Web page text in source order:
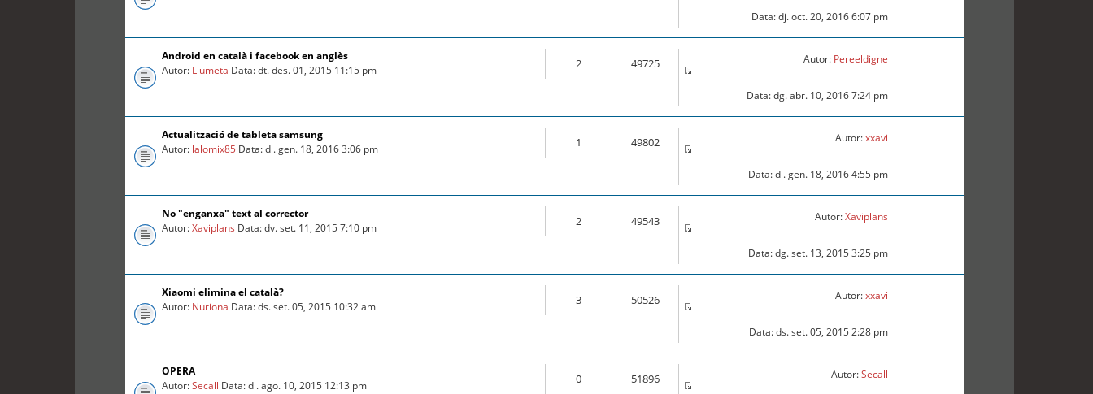
Data: dj. oct. 20, 2016 6:07 pm
Android en català i facebook en anglès
Autor: Llumeta Data: dt. des. 01, 2015 11:15 pm 2 49725 Autor: Pereeldigne
Data: dg. abr. 10, 2016 7:24 pm
Actualització de tableta samsung
Autor: lalomix85 Data: dl. gen. 18, 2016 3:06 pm 1 49802 Autor:xxavi
Data: dl. gen. 18, 2016 4:55 pm
No "enganxa" text al corrector
Autor:Xaviplans Data: dv. set. 11, 2015 7:10 pm 2 49543 Autor:Xaviplans
Data: dg. set. 13, 2015 3:25 pm
Xiaomi elimina el català?
Autor: Nuriona Data: ds. set. 05, 2015 10:32 am 3 50526 Autor:xxavi
Data: ds. set. 05, 2015 2:28 pm
OPERA
Autor:Secall Data: dl. ago. 10, 2015 12:13 pm 0 51896 Autor:Secall